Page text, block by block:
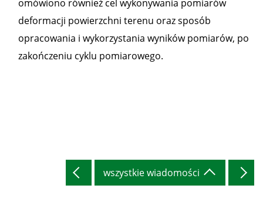
omówiono również cel wykonywania pomiarów
deformacji powierzchni terenu oraz sposób
opracowania i wykorzystania wyników pomiarów, po
zakończeniu cyklu pomiarowego.
wszystkie wiadomości